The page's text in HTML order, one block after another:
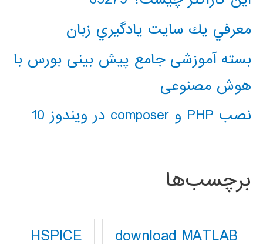
معرفي يك سايت يادگيري زبان
بسته آموزشی جامع پیش بینی بورس با
هوش مصنوعی
نصب PHP و composer در ویندوز 10
برچسب‌ها
download MATLAB
HSPICE